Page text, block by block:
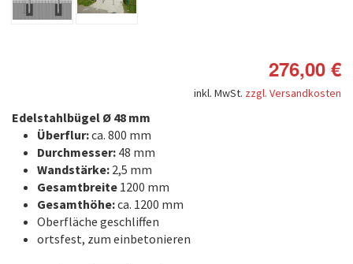
276,00 €
inkl. MwSt. zzgl. Versandkosten
Edelstahlbügel Ø 48 mm
Überflur:ca. 800 mm
Durchmesser: 48 mm
Wandstärke: 2,5 mm
Gesamtbreite 1200 mm
Gesamthöhe:ca. 1200 mm
Oberfläche geschliffen
ortsfest, zum einbetonieren